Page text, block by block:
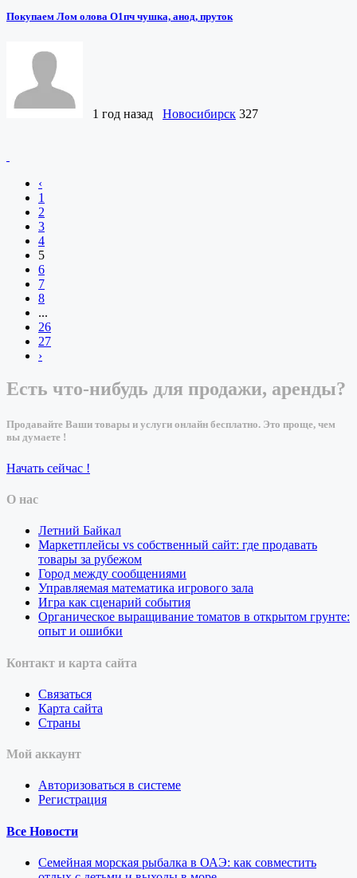
Покупаем Лом олова О1пч чушка, анод, пруток
1 год назад Новосибирск 327
‹
1
2
3
4
5
6
7
8
...
26
27
›
Есть что-нибудь для продажи, аренды?
Продавайте Ваши товары и услуги онлайн бесплатно. Это проще, чем
вы думаете !
Начать сейчас !
О нас
Летний Байкал
Маркетплейсы vs собственный сайт: где продавать
товары за рубежом
Город между сообщениями
Управляемая математика игрового зала
Игра как сценарий события
Органическое выращивание томатов в открытом грунте:
опыт и ошибки
Контакт и карта сайта
Связаться
Карта сайта
Страны
Мой аккаунт
Авторизоваться в системе
Регистрация
Все Новости
Семейная морская рыбалка в ОАЭ: как совместить